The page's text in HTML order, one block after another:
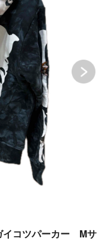
コツパーカー Mサ